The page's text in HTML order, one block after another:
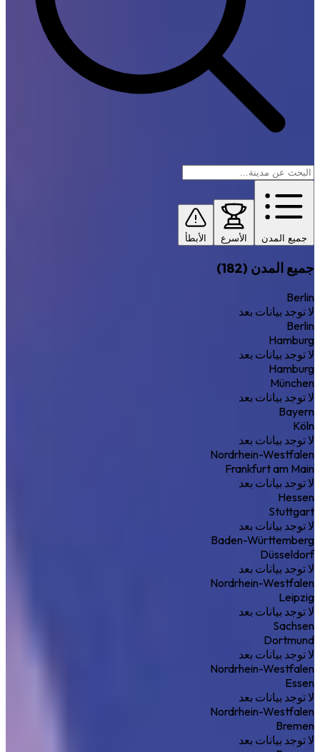
جميع المدن الأسرع الأبطأ
جميع المدن (182)
Berlin
لا توجد بيانات بعد
Berlin
Hamburg
لا توجد بيانات بعد
Hamburg
München
لا توجد بيانات بعد
Bayern
Köln
لا توجد بيانات بعد
Nordrhein-Westfalen
Frankfurt am Main
لا توجد بيانات بعد
Hessen
Stuttgart
لا توجد بيانات بعد
Baden-Württemberg
Düsseldorf
لا توجد بيانات بعد
Nordrhein-Westfalen
Leipzig
لا توجد بيانات بعد
Sachsen
Dortmund
لا توجد بيانات بعد
Nordrhein-Westfalen
Essen
لا توجد بيانات بعد
Nordrhein-Westfalen
Bremen
لا توجد بيانات بعد